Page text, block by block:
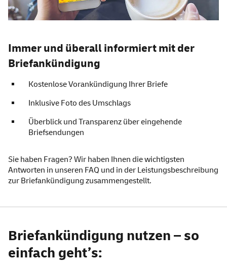
Immer und überall informiert mit der
Briefankündigung
Kostenlose Vorankündigung Ihrer Briefe
Inklusive Foto des Umschlags
Überblick und Transparenz über eingehende
Briefsendungen
Sie haben Fragen? Wir haben Ihnen die wichtigsten
Antworten in unseren FAQ und in der Leistungsbeschreibung
zur Briefankündigung zusammengestellt.
Briefankündigung nutzen – so
einfach geht’s: